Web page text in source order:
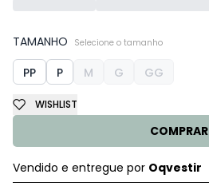
TAMANHO Selecione o tamanho
PP P M G GG
COMPRAR
WISHLIST
Vendido e entregue por Oqvestir